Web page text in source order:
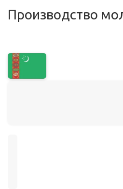
Производство